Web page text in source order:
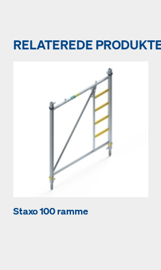
RELATEREDE
Staxo 100 ramme